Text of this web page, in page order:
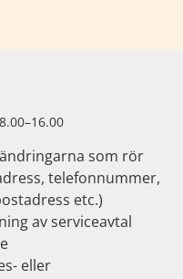
som rör
telefonnummer,
etc.)
av serviceavtal
eller